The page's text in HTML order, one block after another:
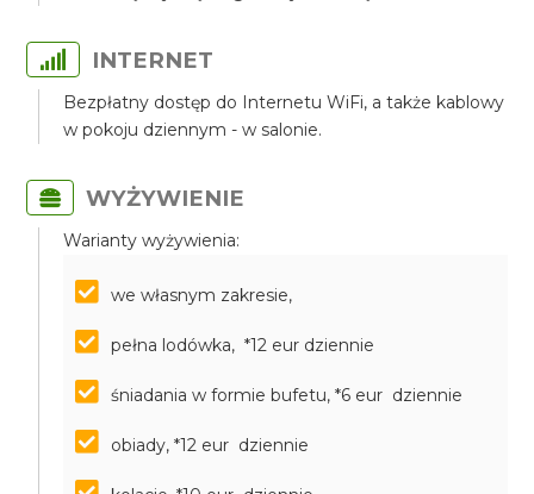
INTERNET
Bezpłatny dostęp do Internetu WiFi, a także kablowy
w pokoju dziennym - w salonie.
WYŻYWIENIE
Warianty wyżywienia:
we własnym zakresie,
pełna lodówka, *12 eur dziennie
śniadania w formie bufetu, *6 eur dziennie
obiady, *12 eur dziennie